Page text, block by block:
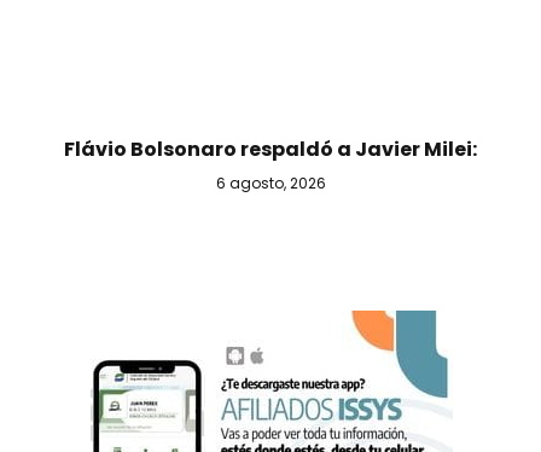
Flávio Bolsonaro respaldó a Javier Milei:
6 agosto, 2026